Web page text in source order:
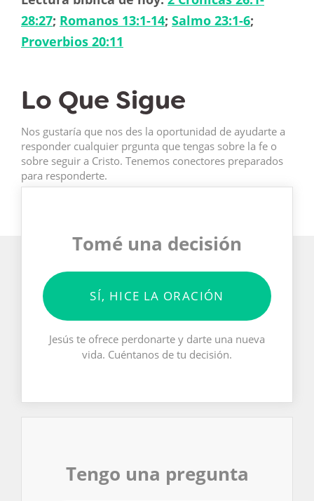
28:27; Romanos 13:1-14; Salmo 23:1-6;
Proverbios 20:11
Lo Que Sigue
Nos gustaría que nos des la oportunidad de ayudarte a
responder cualquier prgunta que tengas sobre la fe o
sobre seguir a Cristo. Tenemos conectores preparados
para responderte.
Tomé una decisión
SÍ, HICE LA ORACIÓN
Jesús te ofrece perdonarte y darte una nueva
vida. Cuéntanos de tu decisión.
Tengo una pregunta